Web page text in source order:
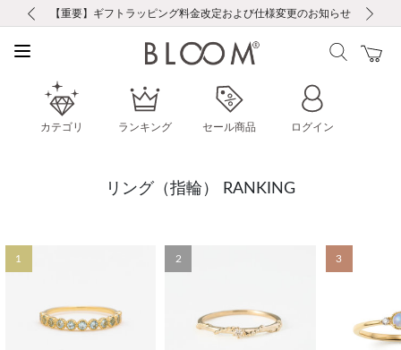
お修理・アフターサービスのご案内
【重要】令和８年熊本地震に伴う集配への影響について
【重要】ギフトラッピング料金改定および仕様変更のお知らせ
【重要】夏季休業の営業についてのご案内
税込5,500円以上で送料無料｜最短24時間以内に発送
新規会員登録で1000ポイントプレゼント！
LINE友だち登録で500円クーポンプレゼント
会員限定！レビュー投稿で100ポイントプレゼント
お修理・アフターサービスのご案内
【重要】令和８年熊本地震に伴う集配への影響について
カテゴリ ランキング セール商品 ログイン
リング（指輪） RANKING
1 2 3